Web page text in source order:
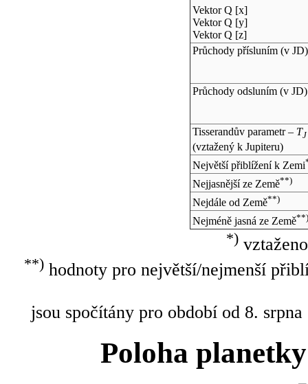
Vektor Q [x]
Vektor Q [y]
Vektor Q [z]
Průchody přísluním (v JD)
Průchody odsluním (v JD)
Tisserandův parametr – TJ
(vztažený k Jupiteru)
Největší přiblížení k Zemi
Nejjasnější ze Země**)
Nejdále od Země**)
Nejméně jasná ze Země**)
*)
**)hodnoty pro největší/nejmenší
jsou spočítány pro období od 8.
Poloha